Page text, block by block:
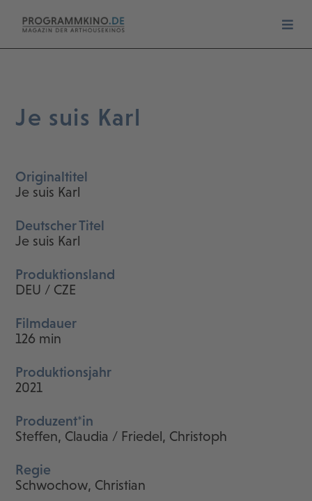
Je suis Karl
Originaltitel
Je suis Karl
Deutscher Titel
Je suis Karl
Produktionsland
DEU / CZE
Filmdauer
126 min
Produktionsjahr
2021
Produzent*in
Steffen, Claudia / Friedel, Christoph
Regie
Schwochow, Christian